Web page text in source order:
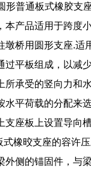
形普通板式橡胶支
本产品适用于跨度
墩桥用圆形支座.适
过平板组成，以减
所承受的竖向力和
水平荷载的分配来
支座板上设置导向
式橡晈支座的容许
外侧的锚固件，与